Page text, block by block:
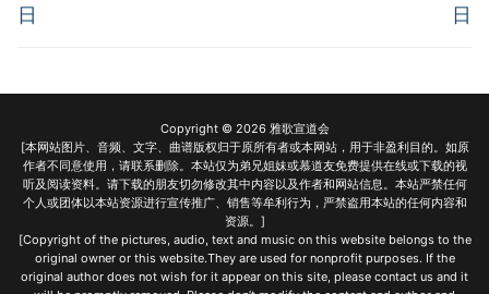
post:
日
日
Copyright © 2026 雅歌宣道会
[本网站图片、音频、文字、曲谱版权归于原所有者或本网站，用于非盈利目的。如原
作者不同意使用，请联系删除。本站仅为弟兄姐妹或慕道友免费提供在线或下载的视
听及阅读资料。请下载的朋友切勿修改其中内容以及作者和网站信息。本站严禁任何
个人或团体以本站资源进行宣传推广、销售等牟利行为，严禁盗用本站的任何内容和
资源。]
[Copyright of the pictures, audio, text and music on this website belongs to the
original owner or this website.They are used for nonprofit purposes. If the
original author does not wish for it appear on this site, please contact us and it